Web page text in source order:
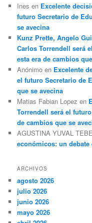
Ines en Excelente
futuro Secretario de
se avecina
Kunz Prette, Angelo
Carlos Torrendell será
esta era de cambios
Anónimo en Excelente
el futuro Secretario de
que se avecina
Matias Fabian Lopez en
Torrendell será el
de cambios que se
AGUSTINA YUVAL
económicos: un
ARCHIVOS
agosto 2026
julio 2026
junio 2026
mayo 2026